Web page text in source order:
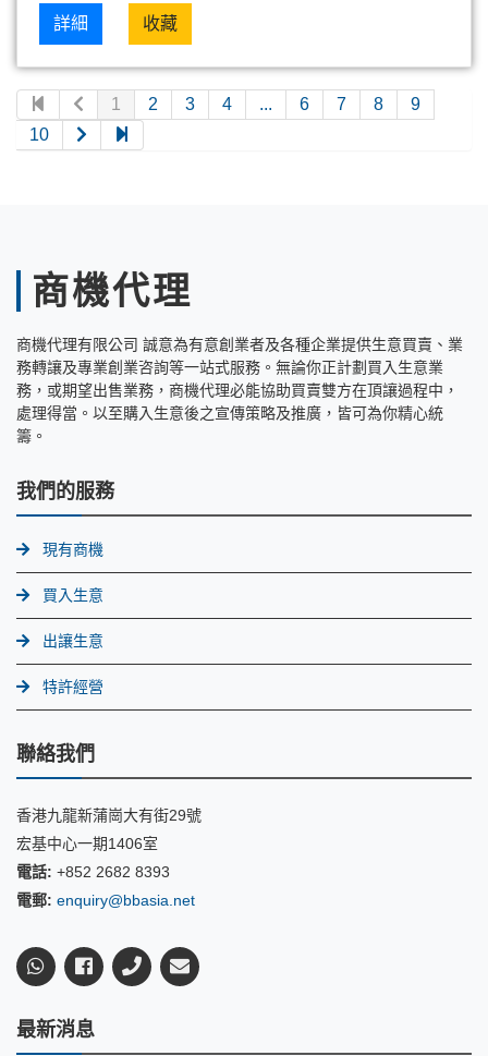
詳細 收藏
1 2 3 4 ... 6 7 8
9
10
商機代理
商機代理有限公司 誠意為有意創業者及各種企業提供生意買賣、業
務轉讓及專業創業咨詢等一站式服務。無論你正計劃買入生意業
務，或期望出售業務，商機代理必能協助買賣雙方在頂讓過程中，
處理得當。以至購入生意後之宣傳策略及推廣，皆可為你精心統
籌。
我們的服務
現有商機
買入生意
出讓生意
特許經營
聯絡我們
香港九龍新蒲崗大有街29號
宏基中心一期1406室
電話: +852 2682 8393
電郵: enquiry@bbasia.net
最新消息